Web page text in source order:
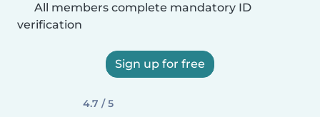
All members complete mandatory ID
verification
Sign up for free
4.7 / 5